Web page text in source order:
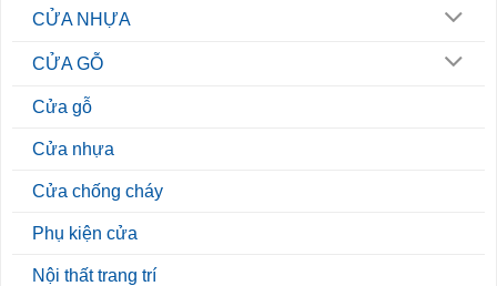
CỬA NHỰA
CỬA GỖ
Cửa gỗ
Cửa nhựa
Cửa chống cháy
Phụ kiện cửa
Nội thất trang trí